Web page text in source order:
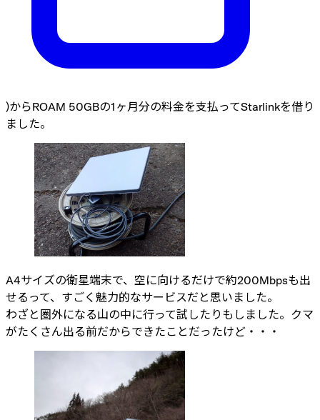
)からROAM 50GBの1ヶ月分の料金を支払ってStarlinkを借り
ました。
A4サイズの衛星端末で、空に向けるだけで約200Mbpsも出
せるって、すごく魅力的なサービスだと思いました。
わざと圏外になる山の中に行って試したりもしました。クマ
がたくさん出る前だからできたことだったけど・・・